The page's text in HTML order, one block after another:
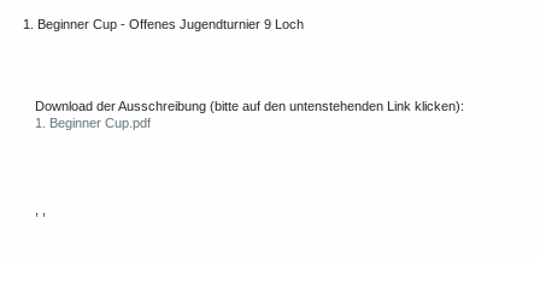
1. Beginner Cup - Offenes Jugendturnier 9 Loch
Download der Ausschreibung (bitte auf den untenstehenden Link klicken):
1. Beginner Cup.pdf
, ,